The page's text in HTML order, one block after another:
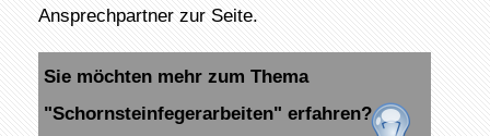
Ansprechpartner zur Seite.
Sie möchten mehr zum Thema
"Schornsteinfegerarbeiten" erfahren?